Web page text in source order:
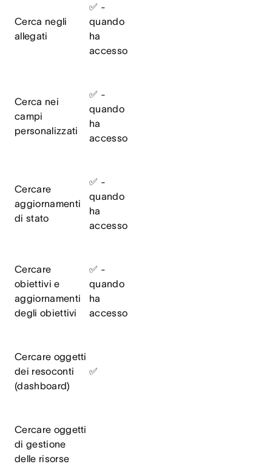
Cerca negli
allegati
✅ -
quando
ha
accesso
Cerca nei
campi
personalizzati
✅ -
quando
ha
accesso
Cercare
aggiornamenti
di stato
✅ -
quando
ha
accesso
Cercare
obiettivi e
aggiornamenti
degli obiettivi
✅ -
quando
ha
accesso
Cercare oggetti
dei resoconti
(dashboard)
✅
Cercare oggetti
di gestione
delle risorse